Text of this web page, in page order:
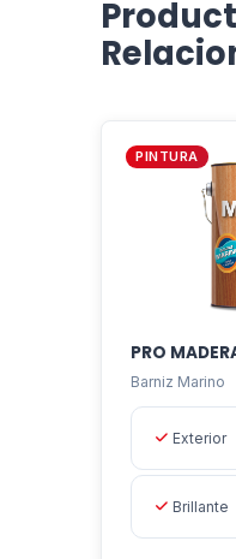
de la acción agresiva
insectos invasivos,
PINTURA
PRO
Barniz Marino
Exterior
Brillante